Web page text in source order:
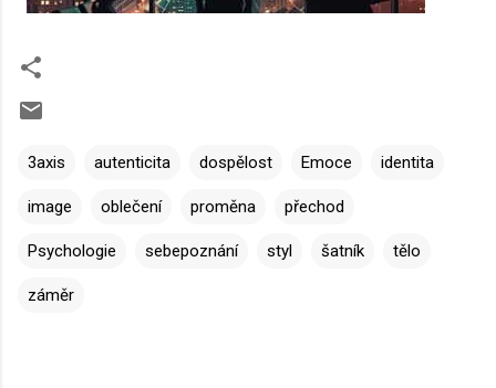
3axis autenticita dospělost Emoce identita
image oblečení proměna přechod
Psychologie sebepoznání styl šatník tělo
záměr